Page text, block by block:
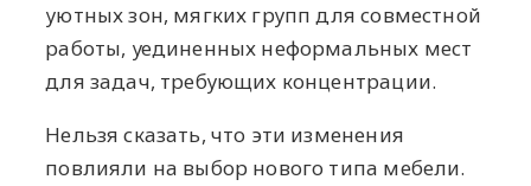
уютных зон, мягких групп для совместной
работы, уединенных неформальных мест
для задач, требующих концентрации.
Нельзя сказать, что эти изменения
повлияли на выбор нового типа мебели.